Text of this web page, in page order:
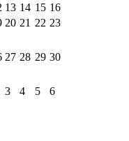
13 14 15 16
20 21 22 23
27 28 29 30
3 4 5 6